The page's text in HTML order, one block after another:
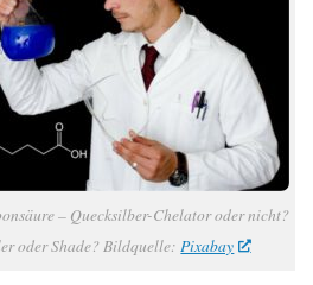
– Quecksilber-Chelator oder nicht?
oder Shade? Bildquelle:Pixabay